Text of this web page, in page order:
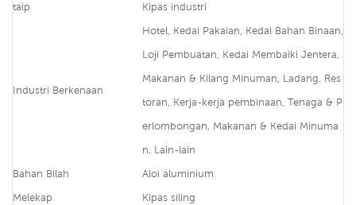
taip
Kipas industri
Industri Berkenaan
Hotel, Kedai Pakaian, Kedai Bahan Binaan,
Loji Pembuatan, Kedai Membaiki Jentera,
Makanan & Kilang Minuman, Ladang, Res
toran, Kerja-kerja pembinaan, Tenaga & P
erlombongan, Makanan & Kedai Minuma
n, Lain-lain
Bahan Bilah
Aloi aluminium
Melekap
Kipas siling